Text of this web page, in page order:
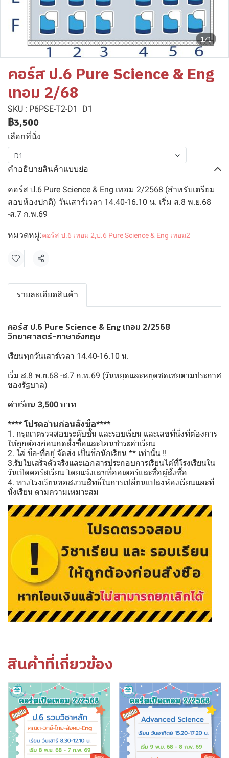
1/1
คอร์ส ป.6 Pure Science & Eng
เทอม 2/68
SKU : P6PSE-T2-D1 D1
฿3,500
เลือกที่นั่ง
D1
คำอธิบายสินค้าแบบย่อ
คอร์ส ป.6 Pure Science & Eng เทอม 2/2568 (สำหรับเตรียม
สอบห้องปกติ) วันเสาร์เวลา 14.40-16.10 น. เริ่ม ส.8 พ.ย.68
-ส.7 ก.พ.69
หมวดหมู่:คอร์ส ป.6 เทอม 2,ป.6 Pure Science & Eng เทอม2
แชร์
รายละเอียดสินค้า
คอร์ส ป.6 Pure Science & Eng เทอม 2/2568
วิทยาศาสตร์-ภาษาอังกฤษ
เรียนทุกวันเสาร์เวลา 14.40-16.10 น.
เริ่ม ส.8 พ.ย.68 -ส.7 ก.พ.69 (วันหยุดและหยุดชดเชยตามประกาศ
ของรัฐบาล)
ค่าเรียน 3,500 บาท
**** โปรดอ่านก่อนสั่งซื้อ****
1. กรุณาตรวจสอบระดับชั้น และรอบเรียน และเลขที่นั่งที่ต้องการ
ให้ถูกต้องก่อนกดสั่งซื้อและโอนชำระค่าเรียน
2. ใส่ ชื่อ-ที่อยู่ จัดส่ง เป็นชื่อนักเรียน ** เท่านั้น !!
3.รับใบเสร็จตัวจริงและเอกสารประกอบการเรียนได้ที่โรงเรียนใน
วันเปิดคอร์สเรียน โดยแจ้งเลขที่ออเดอร์และชื่อผู้สั่งซื้อ
4. ทางโรงเรียนขอสงวนสิทธิ์ในการเปลี่ยนแปลงห้องเรียนและที่
นั่งเรียน ตามความเหมาะสม
สินค้าที่เกี่ยวข้อง